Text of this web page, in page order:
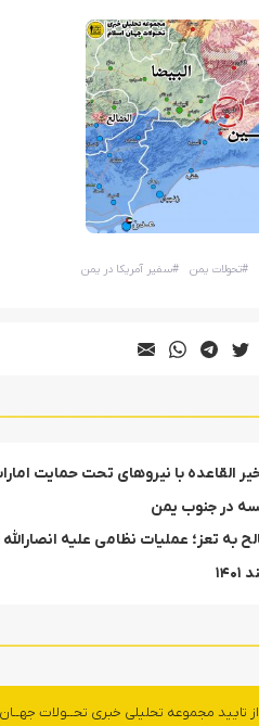
#تحولات یمن #سفیر آمریکا در یمن
القاعده با نیروهای تحت حمایت
در جنوب یمن
به تعز؛ عملیات نظامی علیه
مجموعه تحلیلی خبری تحــولات